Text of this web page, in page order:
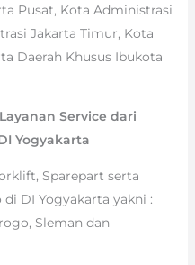
Pusat, Kota Administrasi
Jakarta Timur, Kota
Daerah Khusus Ibukota
Service dari
Yogyakarta
Sparepart serta
DI Yogyakarta yakni :
Sleman dan